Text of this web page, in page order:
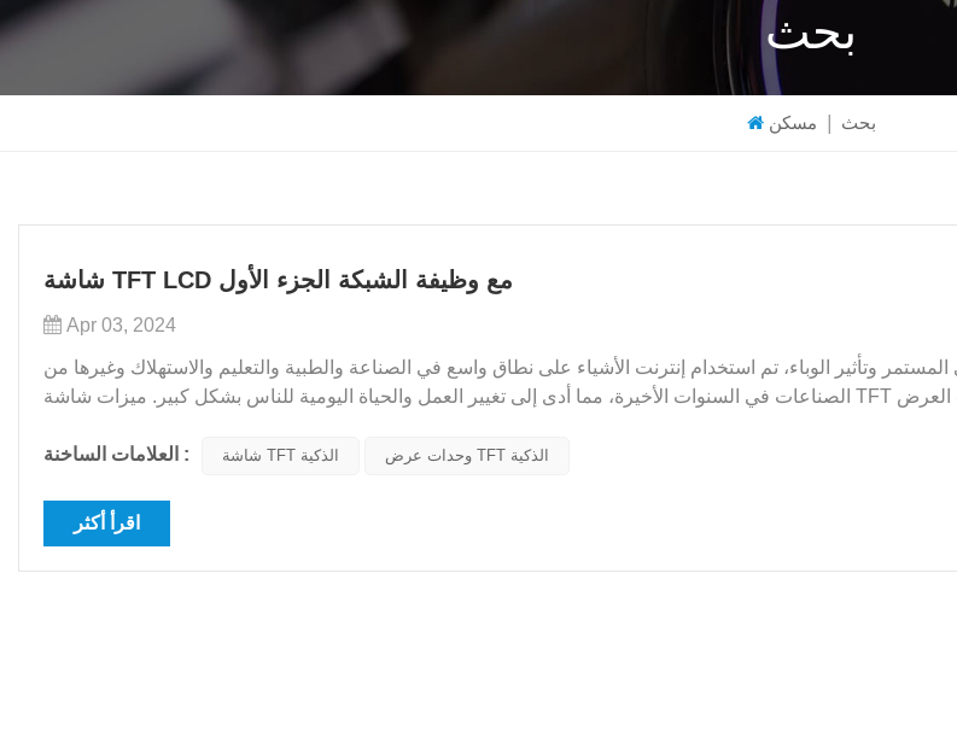
بحث
مسكن بحث
شاشة TFT LCD مع وظيفة الشبكة الجزء الأول
Apr 03, 2024
وتأثير الوباء، تم استخدام إنترنت الأشياء على نطاق واسع في الصناعة والطبية والتعليم والاستهلاك وغيرها من
الصناعات في السنوات الأخيرة، مما أدى إلى تغيير العمل والحياة اليومية للناس بشكل كبير. ميزات شاشة TFT ذكية مزايا وحدات العرض TFT
العلامات الساخنة :
شاشة TFT الذكية وحدات عرض TFT الذكية
اقرأ أكثر